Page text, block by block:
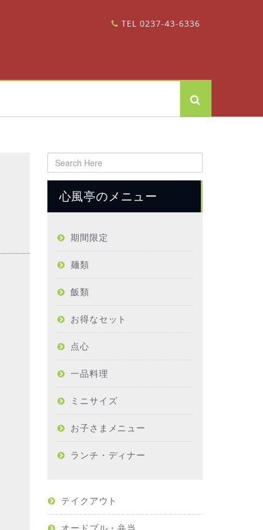
TEL 0237-43-6336
心風亭のメニュー
期間限定
麺類
飯類
お得なセット
点心
一品料理
ミニサイズ
お子さまメニュー
ランチ・ディナー
テイクアウト
オードブル・弁当